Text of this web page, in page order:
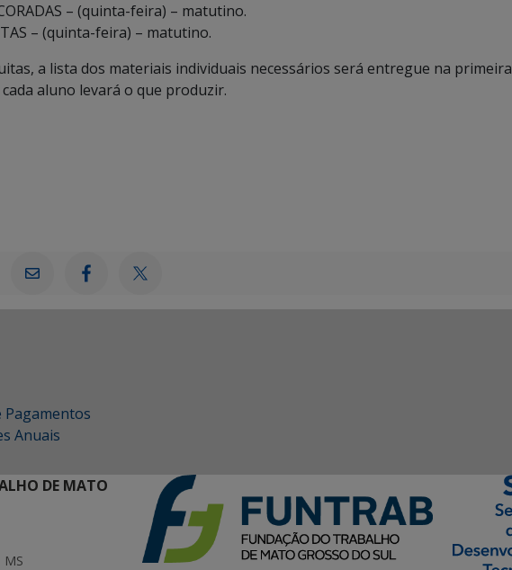
– (quinta-feira) – matutino.
– (quinta-feira) – matutino.
a lista dos materiais individuais necessários será entregue na primeira
aluno levará o que produzir.
Pagamentos
Anuais
DE MATO